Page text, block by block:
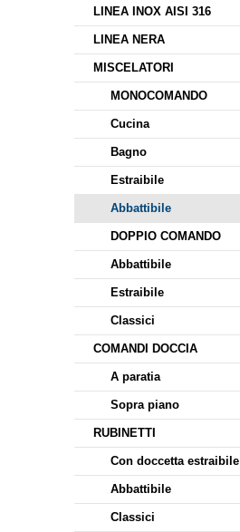
LINEA INOX AISI 316
LINEA NERA
MISCELATORI
MONOCOMANDO
Cucina
Bagno
Estraibile
Abbattibile
DOPPIO COMANDO
Abbattibile
Estraibile
Classici
COMANDI DOCCIA
A paratia
Sopra piano
RUBINETTI
Con doccetta estraibile
Abbattibile
Classici